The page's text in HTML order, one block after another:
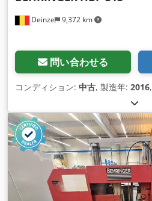
Deinze 9,372 km
問い合わせる
コンディション: 中古, 製造年: 2016,